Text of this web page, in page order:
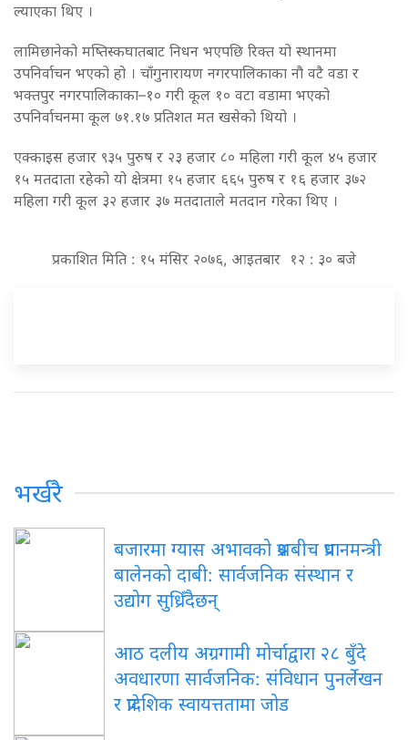
ल्याएका थिए ।
लामिछानेको मष्तिस्कघातबाट निधन भएपछि रिक्त यो स्थानमा
उपनिर्वाचन भएको हो । चाँगुनारायण नगरपालिकाका नौ वटै वडा र
भक्तपुर नगरपालिकाका–१० गरी कूल १० वटा वडामा भएको
उपनिर्वाचनमा कूल ७१.१७ प्रतिशत मत खसेको थियो ।
एक्काइस हजार ९३५ पुरुष र २३ हजार ८० महिला गरी कूल ४५ हजार
१५ मतदाता रहेको यो क्षेत्रमा १५ हजार ६६५ पुरुष र १६ हजार ३७२
महिला गरी कूल ३२ हजार ३७ मतदाताले मतदान गरेका थिए ।
प्रकाशित मिति : १५ मंसिर २०७६, आइतबार १२ : ३० बजे
भर्खरै
बजारमा ग्यास अभावको प्रश्नबीच प्रधानमन्त्री
बालेनको दाबी: सार्वजनिक संस्थान र
उद्योग सुध्रिँदैछन्
आठ दलीय अग्रगामी मोर्चाद्वारा २८ बुँदे
अवधारणा सार्वजनिक: संविधान पुनर्लेखन
र प्रादेशिक स्वायत्ततामा जोड